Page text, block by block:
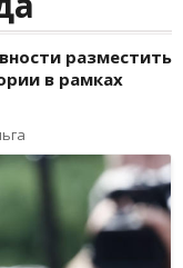
разместить
в рамках